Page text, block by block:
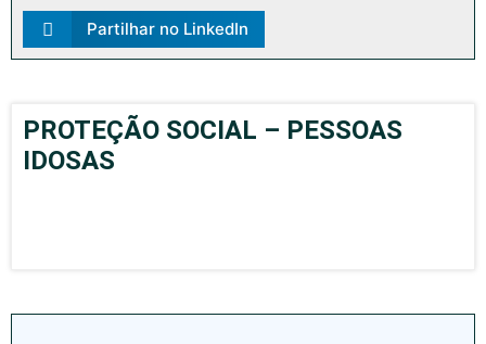
Partilhar no LinkedIn
PROTEÇÃO SOCIAL – PESSOAS
IDOSAS